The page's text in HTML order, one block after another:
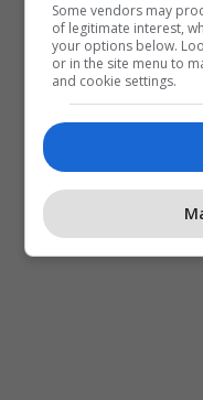
Some vendors may
of legitimate interest,
your options below.
or in the site menu to
and cookie settings.